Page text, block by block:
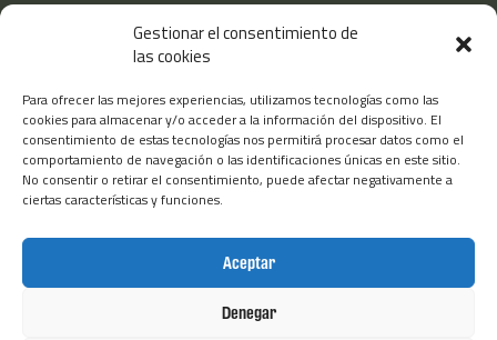
Gestionar el consentimiento de
las cookies
Para ofrecer las mejores experiencias, utilizamos tecnologías como las
cookies para almacenar y/o acceder a la información del dispositivo. El
consentimiento de estas tecnologías nos permitirá procesar datos como el
comportamiento de navegación o las identificaciones únicas en este sitio.
No consentir o retirar el consentimiento, puede afectar negativamente a
ciertas características y funciones.
Aceptar
Denegar
info@grupotatoma.com
TATOMA
Travaille avec nous
Tatomafrío
TatomaTECH
TatomaAMERICA
AUTRES LIENS
Mentions légales
Politique d’utilisation des
Politique de confidentialité